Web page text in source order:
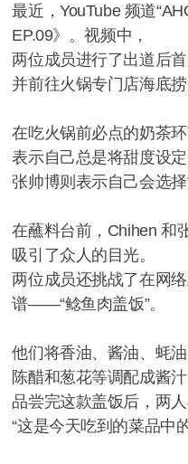
最近，YouTube 频道
EP.09》。视频中，
两位成员进行了出道后
并前往火锅专门店海底
在吃火锅前必点的奶茶
表示自己总是将甜度设定
张帅博则表示自己会选择
在蘸料台前，Chihen 和
吸引了众人的目光。
两位成员还挑战了在网
谱——“鲶鱼肉盖饭”。
他们将香油、酱油、蚝油
陈醋和葱花等调配成酱
品尝完这款盖饭后，两
“这是今天吃到的菜品中